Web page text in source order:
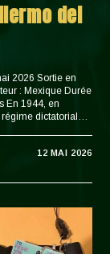
del
2026 Sortie en
: Mexique Durée
En 1944, en
régime dictatorial…
12 MAI 2026